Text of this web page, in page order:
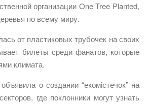
организации One Tree Planted,
по всему миру.
от пластиковых трубочек на своих
билеты среди фанатов, которые
климата.
о создании “екомістечок” на
где поклонники могут узнать